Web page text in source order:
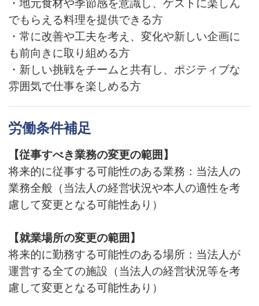
・地元食材や季節感を意識し、ゲストに楽しん
でもらえる料理を提供できる方
・常に改善や工夫を考え、変化や新しい企画に
も前向きに取り組める方
・新しい挑戦をチームと共有し、ポジティブな
雰囲気で仕事を楽しめる方
労働条件補足
【従事すべき業務の変更の範囲】
将来的に従事する可能性のある業務：当法人の
業務全般（当法人の経営状況や本人の適性を考
慮して変更となる可能性あり）
【就業場所の変更の範囲】
将来的に勤務する可能性のある場所：当法人が
運営する全ての施設（当法人の経営状況等を考
慮して変更となる可能性あり）